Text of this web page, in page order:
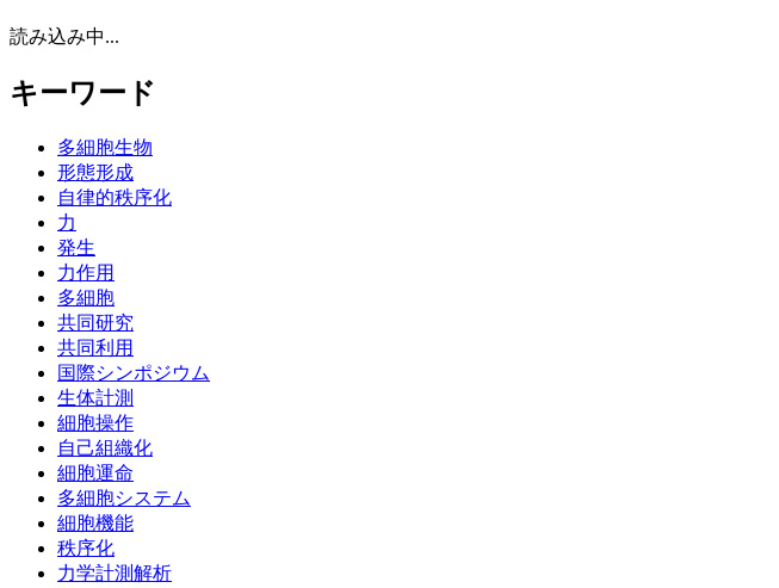
読み込み中...
キーワード
多細胞生物
形態形成
自律的秩序化
力
発生
力作用
多細胞
共同研究
共同利用
国際シンポジウム
生体計測
細胞操作
自己組織化
細胞運命
多細胞システム
細胞機能
秩序化
力学計測解析